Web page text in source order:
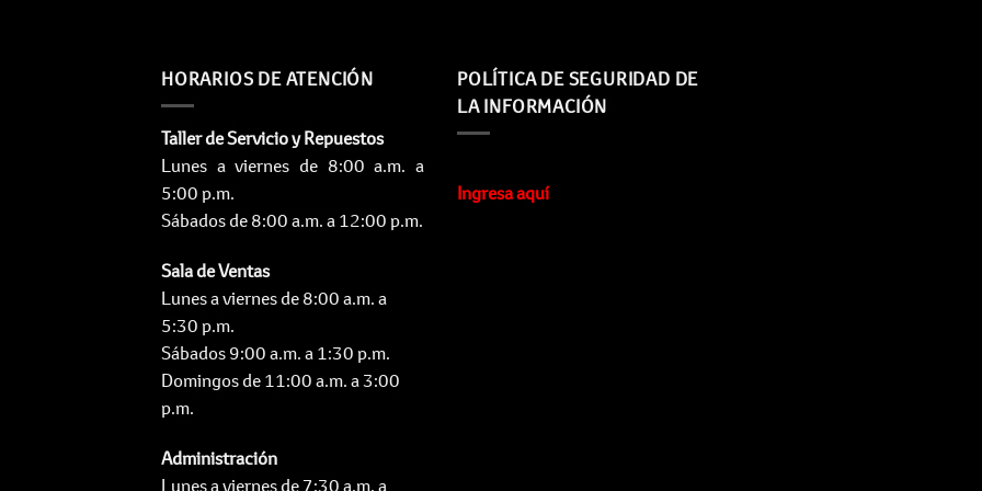
HORARIOS DE ATENCIÓN
Taller de Servicio y Repuestos
Lunes a viernes de 8:00 a.m. a
5:00 p.m.
Sábados de 8:00 a.m. a 12:00 p.m.
Sala de Ventas
Lunes a viernes de 8:00 a.m. a
5:30 p.m.
Sábados 9:00 a.m. a 1:30 p.m.
Domingos de 11:00 a.m. a 3:00
p.m.
Administración
Lunes a viernes de 7:30 a.m. a
POLÍTICA DE SEGURIDAD DE
LA INFORMACIÓN
Ingresa aquí